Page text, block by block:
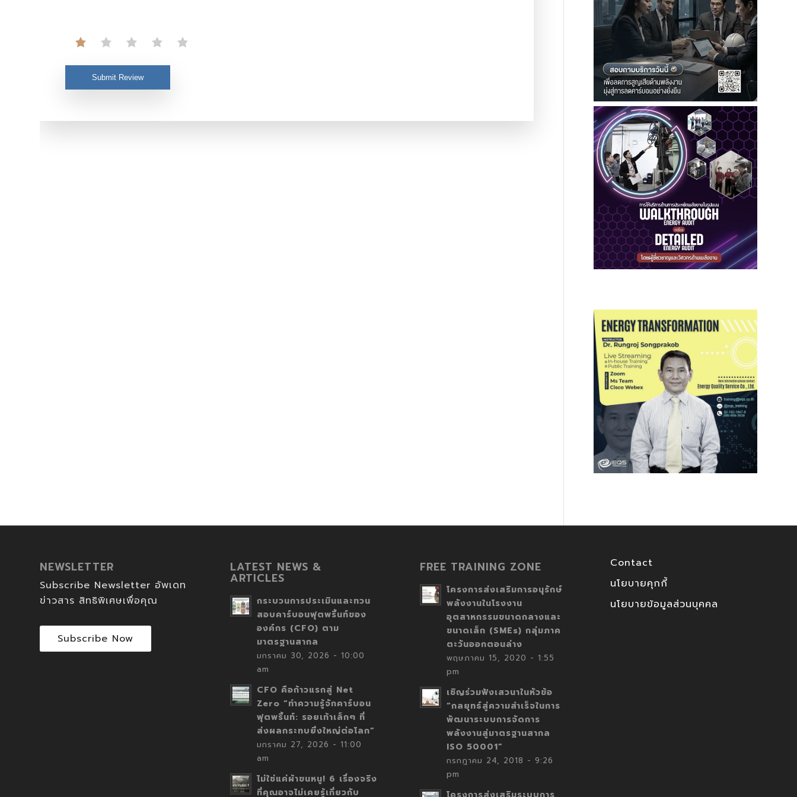
Submit Review
NEWSLETTER
Subscribe Newsletter อัพเดท
ข่าวสาร สิทธิพิเศษเพื่อคุณ
Subscribe Now
LATEST NEWS &
ARTICLES
กระบวนการประเมินและทวน
สอบคาร์บอนฟุตพริ้นท์ของ
องค์กร (CFO) ตาม
มาตรฐานสากล
มกราคม 30, 2026 - 10:00
am
CFO คือก้าวแรกสู่ Net
Zero “ทำความรู้จักคาร์บอน
ฟุตพริ้นท์: รอยเท้าเล็กๆ ที่
ส่งผลกระทบยิ่งใหญ่ต่อโลก”
มกราคม 27, 2026 - 11:00
am
ไม่ใช่แค่ผ้าขนหนู! 6 เรื่องจริง
ที่คุณอาจไม่เคยรู้เกี่ยวกับ
FREE TRAINING ZONE
โครงการส่งเสริมการอนุรักษ์
พลังงานในโรงงาน
อุตสาหกรรมขนาดกลางและ
ขนาดเล็ก (SMEs) กลุ่มภาค
ตะวันออกตอนล่าง
พฤษภาคม 15, 2020 - 1:55
pm
เชิญร่วมฟังเสวนาในหัวข้อ
“กลยุทธ์สู่ความสำเร็จในการ
พัฒนาระบบการจัดการ
พลังงานสู่มาตรฐานสากล
ISO 50001”
กรกฎาคม 24, 2018 - 9:26
pm
Contact
นโยบายคุกกี้
นโยบายข้อมูลส่วนบุคคล